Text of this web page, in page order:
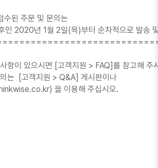
수된 주문 및 문의는
인 2020년 1월 2일(목)부터 순차적으로 발송
항이 있으시면 [고객지원 > FAQ]를 참고해 주
는 [고객지원 > Q&A] 게시판이나
을 이용해 주십시오.